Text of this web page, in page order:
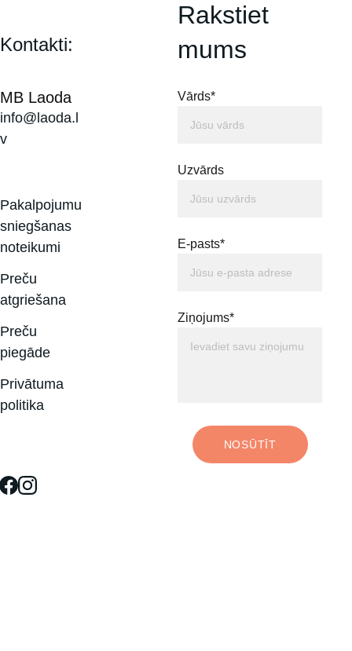
Rakstiet
mums
Vārds*
Uzvārds
E-pasts*
Ziņojums*
NOSŪTĪT
MB Laoda
Kontakti:
info@laoda.l
v
Pakalpojumu
sniegšanas
noteikumi
Preču
atgriešana
Preču
piegāde
Privātuma
politika